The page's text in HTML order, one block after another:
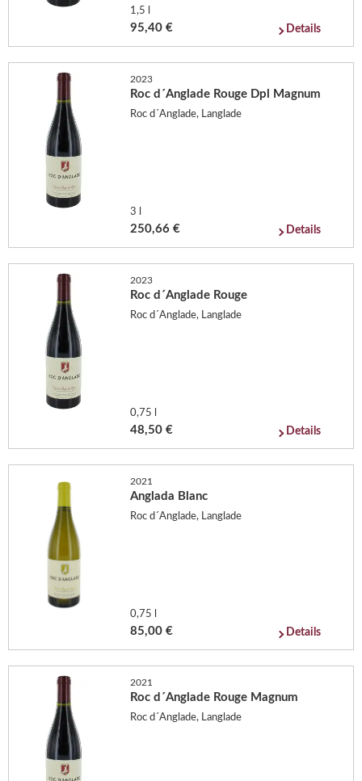
1,5 l
95,40 € Details
2023
Roc d´Anglade Rouge Dpl Magnum
Roc d´Anglade, Langlade
3 l
250,66 € Details
2023
Roc d´Anglade Rouge
Roc d´Anglade, Langlade
0,75 l
48,50 € Details
2021
Anglada Blanc
Roc d´Anglade, Langlade
0,75 l
85,00 € Details
2021
Roc d´Anglade Rouge Magnum
Roc d´Anglade, Langlade